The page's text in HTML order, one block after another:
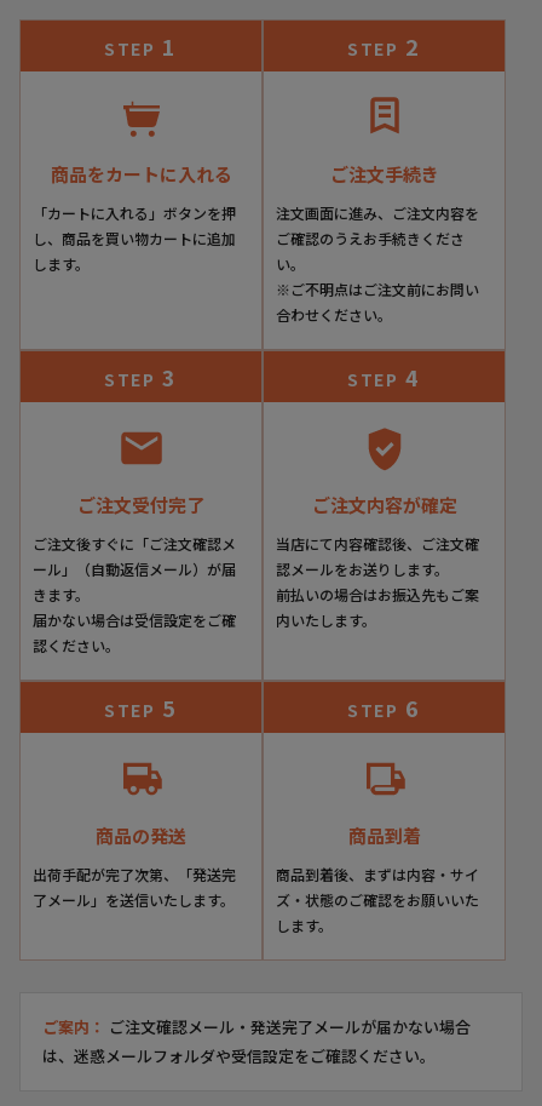
STEP 1
商品をカートに入れる
「カートに入れる」ボタンを押
し、商品を買い物カートに追加
します。
STEP 2
ご注文手続き
注文画面に進み、ご注文内容を
ご確認のうえお手続きくださ
い。
※ご不明点はご注文前にお問い
合わせください。
STEP 3
ご注文受付完了
ご注文後すぐに「ご注文確認メ
ール」（自動返信メール）が届
きます。
届かない場合は受信設定をご確
認ください。
STEP 4
ご注文内容が確定
当店にて内容確認後、ご注文確
認メールをお送りします。
前払いの場合はお振込先もご案
内いたします。
STEP 5
商品の発送
出荷手配が完了次第、「発送完
了メール」を送信いたします。
STEP 6
商品到着
商品到着後、まずは内容・サイ
ズ・状態のご確認をお願いいた
します。
ご案内： ご注文確認メール・発送完了メールが届かない場合
は、迷惑メールフォルダや受信設定をご確認ください。